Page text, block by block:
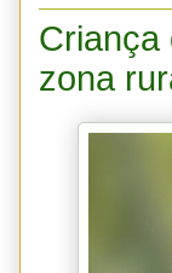
Criança
zona